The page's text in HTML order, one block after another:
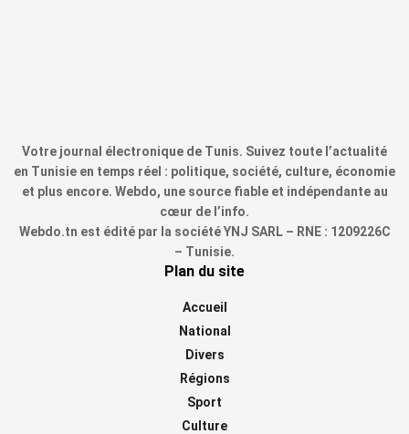
Votre journal électronique de Tunis. Suivez toute l’actualité
en Tunisie en temps réel : politique, société, culture, économie
et plus encore. Webdo, une source fiable et indépendante au
cœur de l’info.
Webdo.tn est édité par la société YNJ SARL – RNE : 1209226C
– Tunisie.
Plan du site
Accueil
National
Divers
Régions
Sport
Culture